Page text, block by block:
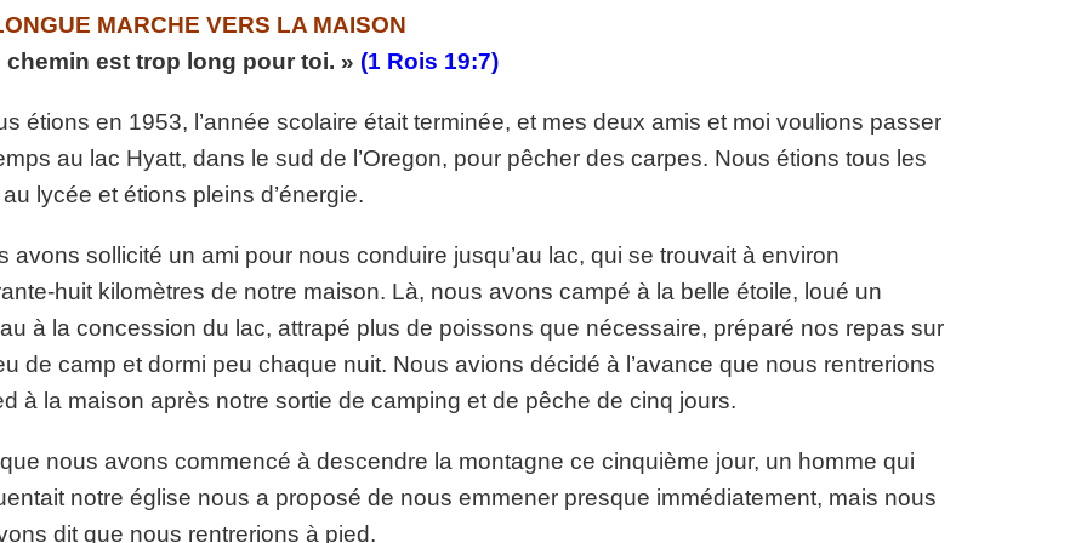
volume.
www.lafoiapostolique.org/wp-
lasse-rempli-de-tritesse.mp3
MARCHE VERS LA MAISON
chemin est trop long pour toi. » (1 Rois 19:7)
étions en 1953, l’année scolaire était terminée, et mes deux amis et moi voulions passer
au lac Hyatt, dans le sud de l’Oregon, pour pêcher des carpes. Nous étions tous les
lycée et étions pleins d’énergie.
avons sollicité un ami pour nous conduire jusqu’au lac, qui se trouvait à environ
huit kilomètres de notre maison. Là, nous avons campé à la belle étoile, loué un
à la concession du lac, attrapé plus de poissons que nécessaire, préparé nos repas sur
de camp et dormi peu chaque nuit. Nous avions décidé à l’avance que nous rentrerions
à la maison après notre sortie de camping et de pêche de cinq jours.
nous avons commencé à descendre la montagne ce cinquième jour, un homme qui
notre église nous a proposé de nous emmener presque immédiatement, mais nous
dit que nous rentrerions à pied.